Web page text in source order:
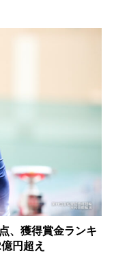
、獲得賞金ランキ
円超え